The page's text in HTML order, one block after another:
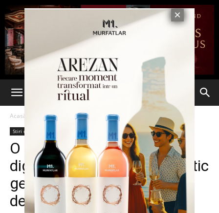
Acasă Stiri din Iasi
Stiri din Iasi Ultima oră
O comună limitrofă își
digitalizează planul urbanistic
general: contract în valoare
de un milion de lei